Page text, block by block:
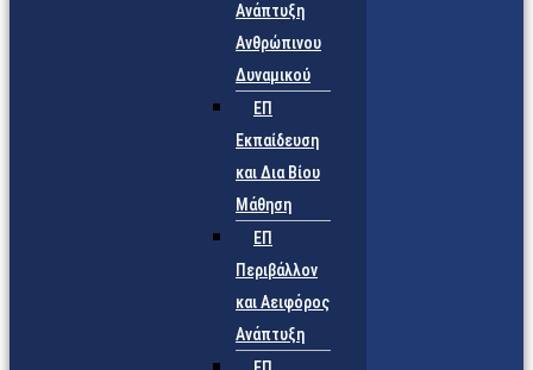
Ανάπτυξη
Ανθρώπινου
Δυναμικού
ΕΠ
Εκπαίδευση
και Δια Βίου
Μάθηση
ΕΠ
Περιβάλλον
και Αειφόρος
Ανάπτυξη